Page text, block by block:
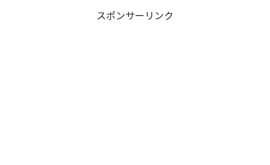
スポンサーリンク